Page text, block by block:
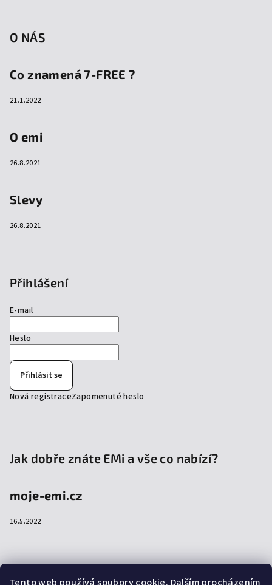
O NÁS
Co znamená 7-FREE ?
21.1.2022
O emi
26.8.2021
Slevy
26.8.2021
Přihlášení
E-mail
Heslo
Přihlásit se
Nová registraceZapomenuté heslo
Jak dobře znáte EMi a vše co nabízí?
moje-emi.cz
16.5.2022
Přijímáme online platby